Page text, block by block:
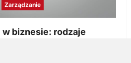
Zarządzanie
biznesie: rodzaje
dla Twojej firmy